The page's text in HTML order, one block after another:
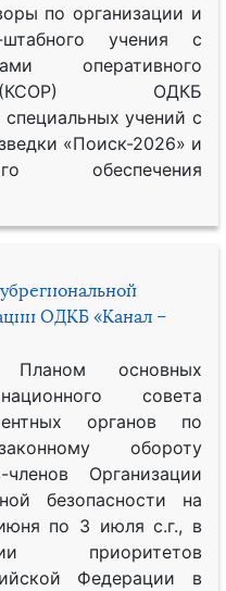
по организации и
штабного учения с
оперативного
(КСОР) ОДКБ
учений с
«Поиск-2026» и
обеспечения
ОДКБ «Канал –
основных
совета
органов по
обороту
членов Организации
безопасности на
по 3 июля с.г., в
приоритетов
Федерации в